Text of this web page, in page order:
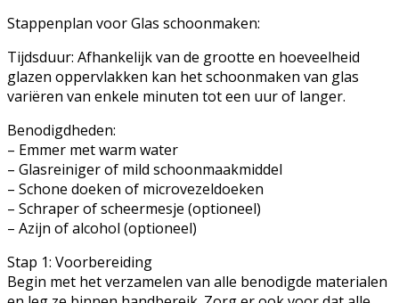
Stappenplan voor Glas schoonmaken:
Tijdsduur: Afhankelijk van de grootte en hoeveelheid
glazen oppervlakken kan het schoonmaken van glas
variëren van enkele minuten tot een uur of langer.
Benodigdheden:
– Emmer met warm water
– Glasreiniger of mild schoonmaakmiddel
– Schone doeken of microvezeldoeken
– Schraper of scheermesje (optioneel)
– Azijn of alcohol (optioneel)
Stap 1: Voorbereiding
Begin met het verzamelen van alle benodigde materialen